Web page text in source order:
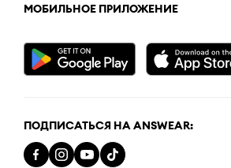
МОБИЛЬНОЕ ПРИЛОЖЕНИЕ
ПОДПИСАТЬСЯ НА ANSWEAR: